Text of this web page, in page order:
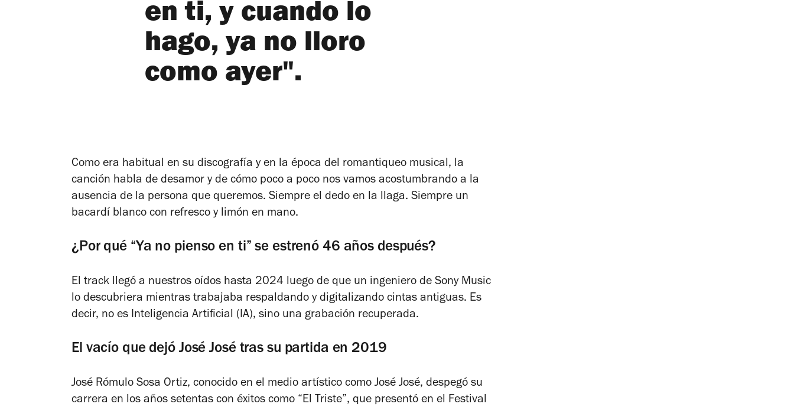
en ti, y cuando lo
hago, ya no lloro
como ayer".
Como era habitual en su discografía y en la época del romantiqueo musical, la
canción habla de desamor y de cómo poco a poco nos vamos acostumbrando a la
ausencia de la persona que queremos. Siempre el dedo en la llaga. Siempre un
bacardí blanco con refresco y limón en mano.
¿Por qué “Ya no pienso en ti” se estrenó 46 años después?
El track llegó a nuestros oídos hasta 2024 luego de que un ingeniero de Sony Music
lo descubriera mientras trabajaba respaldando y digitalizando cintas antiguas. Es
decir, no es Inteligencia Artificial (IA), sino una grabación recuperada.
El vacío que dejó José José tras su partida en 2019
José Rómulo Sosa Ortiz, conocido en el medio artístico como José José, despegó su
carrera en los años setentas con éxitos como “El Triste”, que presentó en el Festival